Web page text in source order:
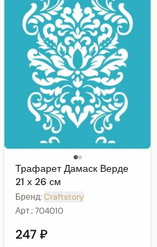
Трафарет Дамаск Верде
21 х 26 см
Бренд:Craftstory
Арт.:704010
247 ₽